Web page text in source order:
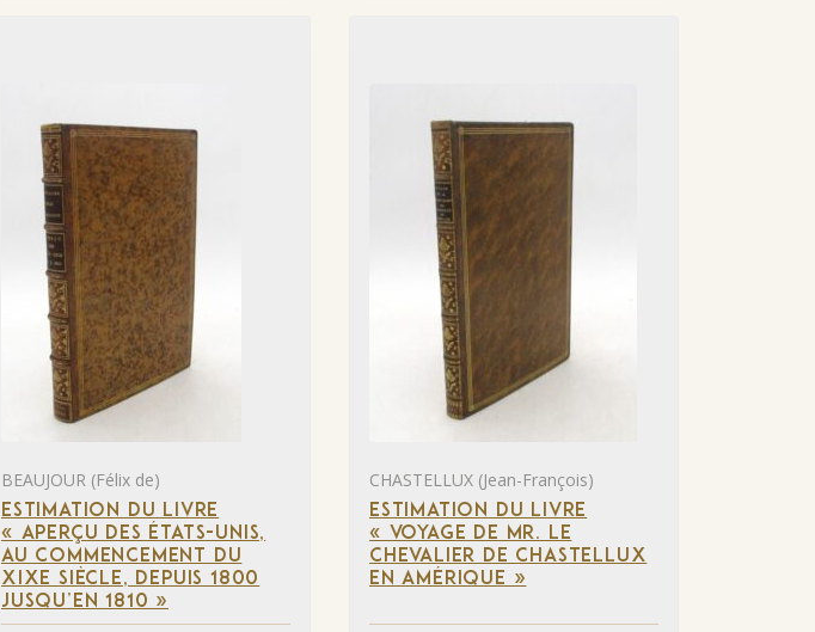
BEAUJOUR (Félix de)
ESTIMATION DU LIVRE
« APERÇU DES ÉTATS-UNIS,
AU COMMENCEMENT DU
XIXE SIÈCLE, DEPUIS 1800
JUSQU’EN 1810 »
CHASTELLUX (Jean-François)
ESTIMATION DU LIVRE
« VOYAGE DE MR. LE
CHEVALIER DE CHASTELLUX
EN AMÉRIQUE »